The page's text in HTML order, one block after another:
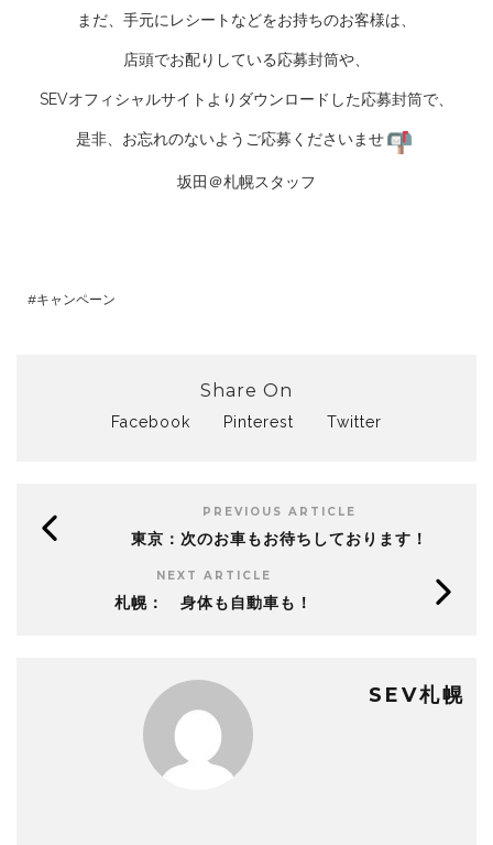
まだ、手元にレシートなどをお持ちのお客様は、
店頭でお配りしている応募封筒や、
SEVオフィシャルサイトよりダウンロードした応募封筒で、
是非、お忘れのないようご応募くださいませ
坂田＠札幌スタッフ
キャンペーン
Share On
Facebook Pinterest Twitter
PREVIOUS ARTICLE
東京：次のお車もお待ちしております！
NEXT ARTICLE
札幌： 身体も自動車も！
SEV札幌